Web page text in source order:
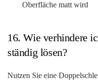
Oberfläche matt wird
16. Wie verhindere
ständig lösen?
Nutzen Sie eine